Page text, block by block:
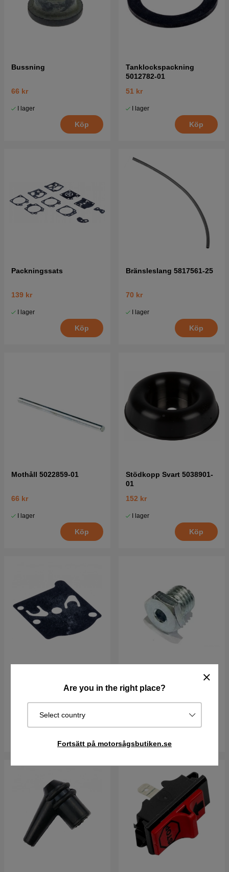
Are you in the right place?
Select country
Fortsätt på motorsågsbutiken.se
Bussning
66 kr
I lager
Köp
Tanklockspackning
5012782-01
51 kr
I lager
Köp
Packningssats
139 kr
I lager
Köp
Bränsleslang 5817561-25
70 kr
I lager
Köp
Mothåll 5022859-01
66 kr
I lager
Köp
Stödkopp Svart 5038901-
01
152 kr
I lager
Köp
235R, 240R, 41, CS2040
111 kr
5032015-01
60 kr
63 kr